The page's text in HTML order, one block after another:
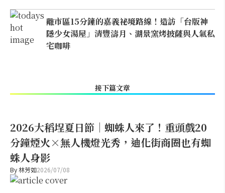
離市區15分鐘的嘉義祕境路線！造訪「台版神
隱少女湯屋」清豐濤月、湖景窯烤披薩與人氣私
宅咖啡
接下篇文章
2026大稻埕夏日節｜蜘蛛人來了！重頭戲20
分鐘煙火×無人機燈光秀，迪化街商圈也有蜘
蛛人身影
By林芳如2026/07/08